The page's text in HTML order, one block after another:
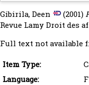
Gibirila, Deen (2001)
Revue Lamy Droit des
Full text not available
Item Type:
Language: